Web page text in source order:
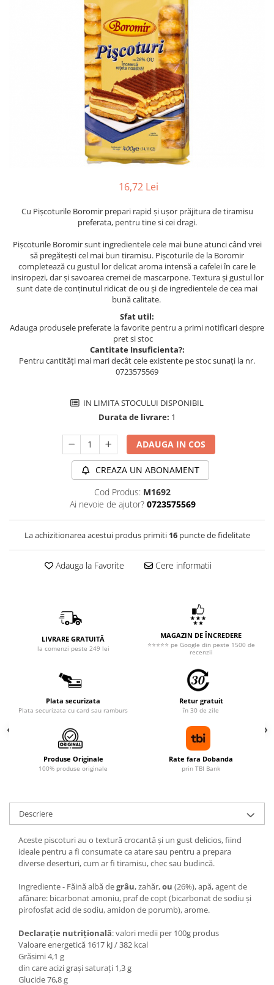
16,72 Lei
Cu Pișcoturile Boromir prepari rapid și ușor prăjitura de tiramisu
preferata, pentru tine si cei dragi.
Pișcoturile Boromir sunt ingredientele cele mai bune atunci când vrei
să pregătești cel mai bun tiramisu. Pișcoturile de la Boromir
completează cu gustul lor delicat aroma intensă a cafelei în care le
insiropezi, dar și savoarea cremei de mascarpone. Textura și gustul lor
sunt date de conținutul ridicat de ou și de ingredientele de cea mai
bună calitate.
Sfat util:
Adauga produsele preferate la favorite pentru a primi notificari despre
pret si stoc
Cantitate Insuficienta?:
Pentru cantități mai mari decât cele existente pe stoc sunați la nr.
0723575569
IN LIMITA STOCULUI DISPONIBIL
Durata de livrare: 1
ADAUGA IN COS
CREAZA UN ABONAMENT
Cod Produs: M1692
Ai nevoie de ajutor? 0723575569
La achizitionarea acestui produs primiti 16puncte de fidelitate
Adauga la Favorite Cere informatii
LIVRARE GRATUITĂ
la comenzi peste 249 lei
MAGAZIN DE ÎNCREDERE
⭐⭐⭐⭐⭐ pe Google din peste 1500 de
recenzii
Plata securizata
Plata securizata cu card sau ramburs
Retur gratuit
în 30 de zile
Produse Originale
100% produse originale
Rate fara Dobanda
prin TBI Bank
Descriere
Aceste piscoturi au o textură crocantă și un gust delicios, fiind
ideale pentru a fi consumate ca atare sau pentru a prepara
diverse deserturi, cum ar fi tiramisu, chec sau budincă.
Ingrediente - Făină albă degrâu, zahăr,ou (26%), apă, agent de
afânare: bicarbonat amoniu, praf de copt (bicarbonat de sodiu și
pirofosfat acid de sodiu, amidon de porumb), arome.
Declarație nutrițională: valori medii per 100g produs
Valoare energetică 1617 kJ / 382 kcal
Grăsimi 4,1 g
din care acizi grași saturați 1,3 g
Glucide 76,8 g